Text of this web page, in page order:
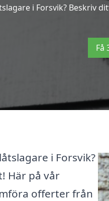
i Forsvik? Beskriv
Få
i Forsvik?
Här på vår
offerter från